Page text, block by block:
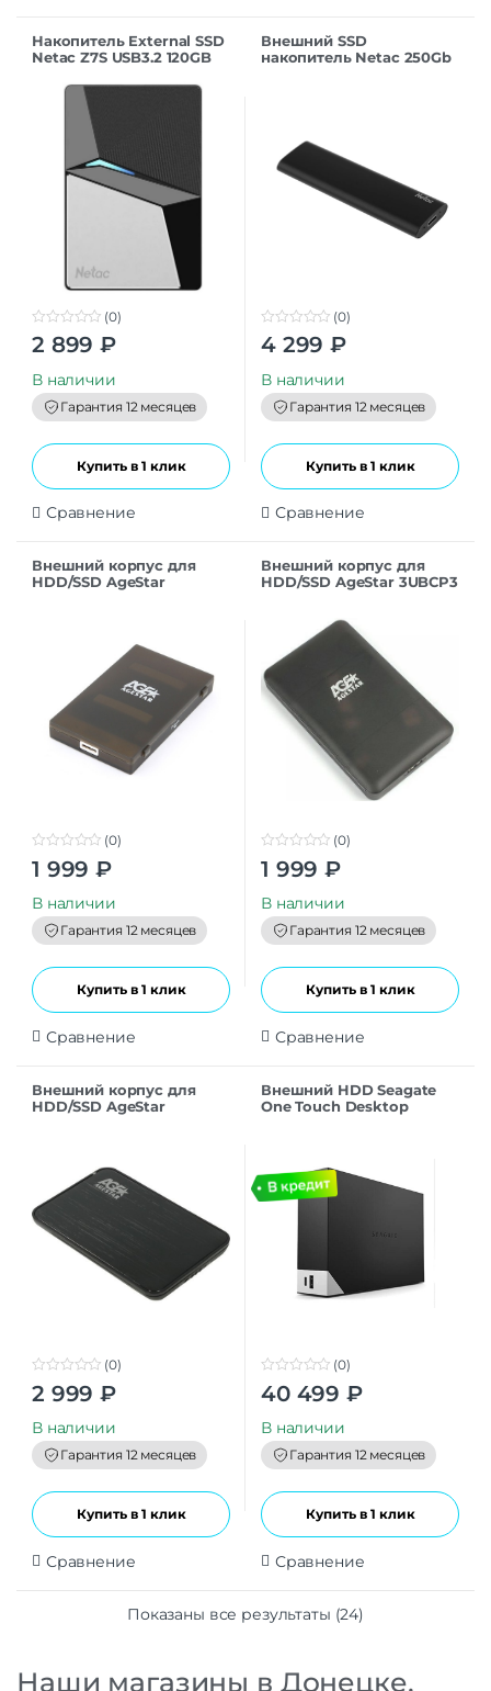
Накопитель External SSD
Netac Z7S USB3.2 120GB
0
o
t
o
f
5
(0)
2 899 ₽
В наличии
Гарантия 12 месяцев
Купить в 1 клик
Сравнение
Внешний SSD
накопитель Netac 250Gb
o
t
o
f
5
(0)
4 299 ₽
В наличии
Гарантия 12 месяцев
Купить в 1 клик
Сравнение
Внешний корпус для
HDD/SSD AgeStar
0
t
o
f
5
(0)
1 999 ₽
В наличии
Гарантия 12 месяцев
Купить в 1 клик
Сравнение
Внешний корпус для
HDD/SSD AgeStar 3UBCP3
0
t
o
f
5
(0)
1 999 ₽
В наличии
Гарантия 12 месяцев
Купить в 1 клик
Сравнение
Внешний корпус для
HDD/SSD AgeStar
0
o
t
o
f
5
(0)
2 999 ₽
В наличии
Гарантия 12 месяцев
Купить в 1 клик
Сравнение
Внешний HDD Seagate
One Touch Desktop
o
t
o
f
5
(0)
40 499 ₽
В наличии
Гарантия 12 месяцев
Купить в 1 клик
Сравнение
Показаны все результаты (24)
Наши магазины в Донецке,